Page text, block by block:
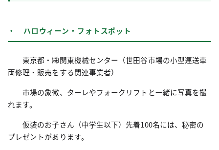
・ ハロウィーン・フォトスポット
東京都・㈱関東機械センター（世田谷市場の小型運送車
両修理・販売をする関連事業者）
市場の象徴、ターレやフォークリフトと一緒に写真を撮
れます。
仮装のお子さん（中学生以下）先着100名には、秘密の
プレゼントがあります。